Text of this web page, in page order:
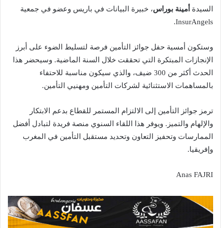
السيدة أمينة بوراس، خبيرة البيانات في باريس وعضو في جمعية
InsurAngels.
وستكون أمسية حفل جوائز التأمين فرصة لتسليط الضوء على أبرز
الإنجازات المبتكرة التي تحققت خلال السنة الماضية. وسيحضر هذا
الحدث أكثر من 300 ضيف، والذي سيكون مناسبة للاحتفاء
بالمساهمات الاستثنائية لشركات التأمين ومهنيي التأمين.
ترمز جوائز التأمين إلى الالتزام المستمر للقطاع بدعم الابتكار
والإلهام والتميز. ويوفر هذا اللقاء السنوي منصة فريدة لتبادل أفضل
الممارسات وتحفيز التعاون وتحديد مستقبل التأمين في المغرب
وإفريقيا.
Anas FAJRI